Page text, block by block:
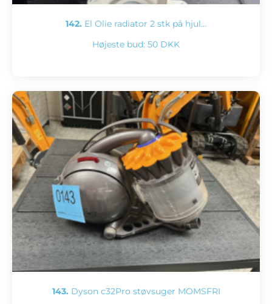
142. El Olie radiator 2 stk på hjul…
Højeste bud: 50 DKK
143. Dyson c32Pro støvsuger MOMSFRI